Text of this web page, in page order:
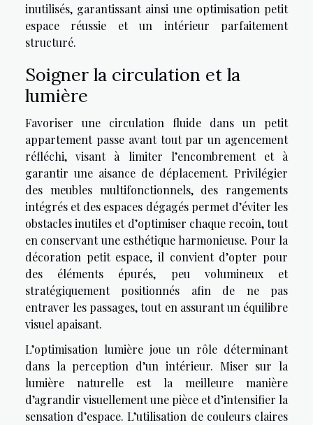
inutilisés, garantissant ainsi une optimisation petit
espace réussie et un intérieur parfaitement
structuré.
Soigner la circulation et la
lumière
Favoriser une circulation fluide dans un petit
appartement passe avant tout par un agencement
réfléchi, visant à limiter l’encombrement et à
garantir une aisance de déplacement. Privilégier
des meubles multifonctionnels, des rangements
intégrés et des espaces dégagés permet d’éviter les
obstacles inutiles et d’optimiser chaque recoin, tout
en conservant une esthétique harmonieuse. Pour la
décoration petit espace, il convient d’opter pour
des éléments épurés, peu volumineux et
stratégiquement positionnés afin de ne pas
entraver les passages, tout en assurant un équilibre
visuel apaisant.
L’optimisation lumière joue un rôle déterminant
dans la perception d’un intérieur. Miser sur la
lumière naturelle est la meilleure manière
d’agrandir visuellement une pièce et d’intensifier la
sensation d’espace. L’utilisation de couleurs claires